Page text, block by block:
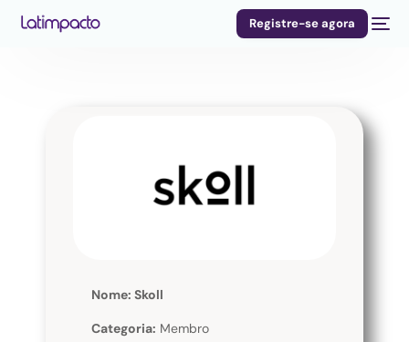
Registre-se agora
Nome: Skoll
Categoria: Membro